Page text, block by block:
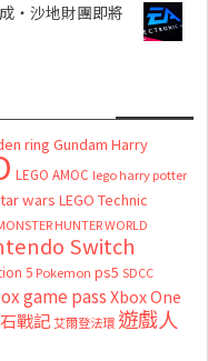
・沙地財團即將
ring Gundam Harry
LEGO AMOC lego harry potter
wars LEGO Technic
HUNTER WORLD
Switch
5 Pokemon ps5 SDCC
game passXbox One
戰記艾爾登法環 遊戲人